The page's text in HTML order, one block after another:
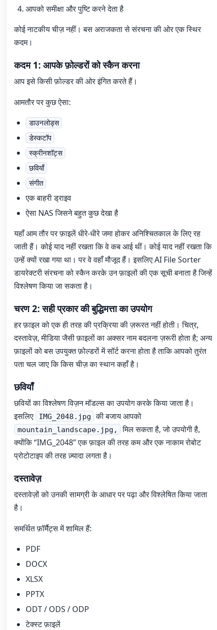
आपको समीक्षा और पुष्टि करने देता है
कोई नाटकीय चीज़ नहीं। बस अराजकता से संरचना की ओर एक स्थिर
कदम।
कदम 1: आपके फ़ोल्डरों को स्कैन करना
आप इसे किसी फ़ोल्डर की ओर इंगित करते हैं।
आमतौर पर कुछ ऐसा:
डाउनलोड्स
डेस्कटॉप
स्क्रीनशॉट्स
छवियाँ
संगीत
एक बाहरी ड्राइव
ऐसा NAS जिसने बहुत कुछ देखा है
यहाँ आम तौर पर फ़ाइलें धीरे-धीरे जमा होकर अनिश्चितकाल के लिए रह
जाती हैं। कोई याद नहीं रखता कि वे कब आई थीं। कोई याद नहीं रखता कि
उन्हें क्यों रखा गया था। पर वे वहाँ मौजूद हैं। इसलिए AI File Sorter
डायरेक्टरी संरचना को स्कैन करके उन फ़ाइलों की एक सूची बनाता है जिन्हें
विश्लेषण किया जा सकता है।
चरण 2: सही प्रकार की बुद्धिमत्ता का उपयोग
हर फ़ाइल को एक ही तरह की प्रक्रिया की ज़रूरत नहीं होती। चित्र,
दस्तावेज़, मीडिया जैसी फ़ाइलों का अक्सर नाम बदलना ज़रूरी होता है; अन्य
फ़ाइलों को बस उपयुक्त फ़ोल्डरों में सॉर्ट करना होता है ताकि आपको तुरंत
पता चल जाए कि किस चीज़ का स्थान कहाँ है।
छवियाँ
छवियों का विश्लेषण विज़न मॉडल्स का उपयोग करके किया जाता है।
इसलिए
IMG_2048.jpg की बजाय आपको
mountain_landscape.jpg,
मिल सकता है, जो उपयोगी है,
क्योंकि “IMG_2048” एक फ़ाइल की तरह कम और एक नाकाम रोबोट
प्रोटोटाइप की तरह ज़्यादा लगता है।
दस्तावेज़
दस्तावेज़ों को उनकी सामग्री के आधार पर पढ़ा और विश्लेषित किया जाता
है।
समर्थित फ़ॉर्मैट्स में शामिल हैं:
PDF
DOCX
XLSX
PPTX
ODT / ODS / ODP
टेक्स्ट फ़ाइलें